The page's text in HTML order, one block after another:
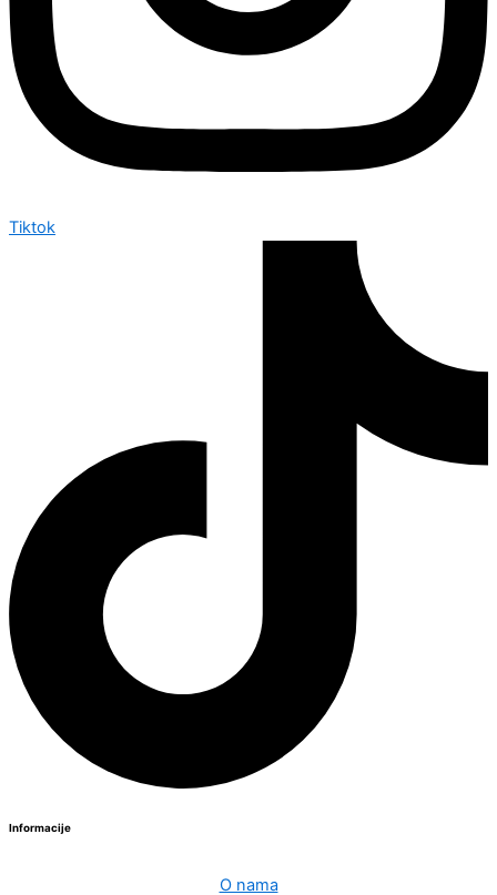
Tiktok
Informacije
O nama